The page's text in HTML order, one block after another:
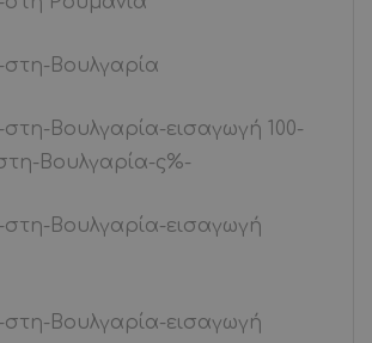
στη-Βουλγαρία
στη-Βουλγαρία-εισαγωγή 100-
Βουλγαρία-ς%-
στη-Βουλγαρία-εισαγωγή
στη-Βουλγαρία-εισαγωγή